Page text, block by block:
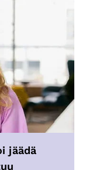
jäädä